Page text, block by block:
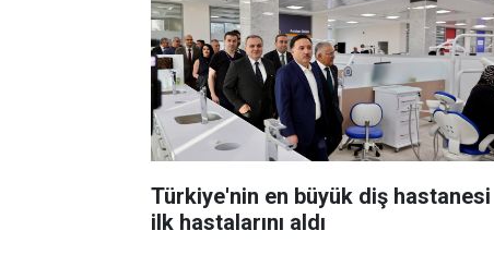
Türkiye'nin en büyük diş hastanesi
ilk hastalarını aldı